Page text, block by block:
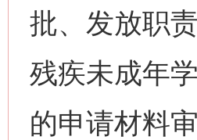
批、发放职
残疾未成年
的申请材料